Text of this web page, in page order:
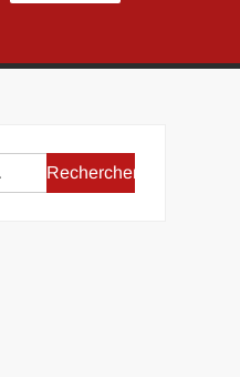
Rechercher :